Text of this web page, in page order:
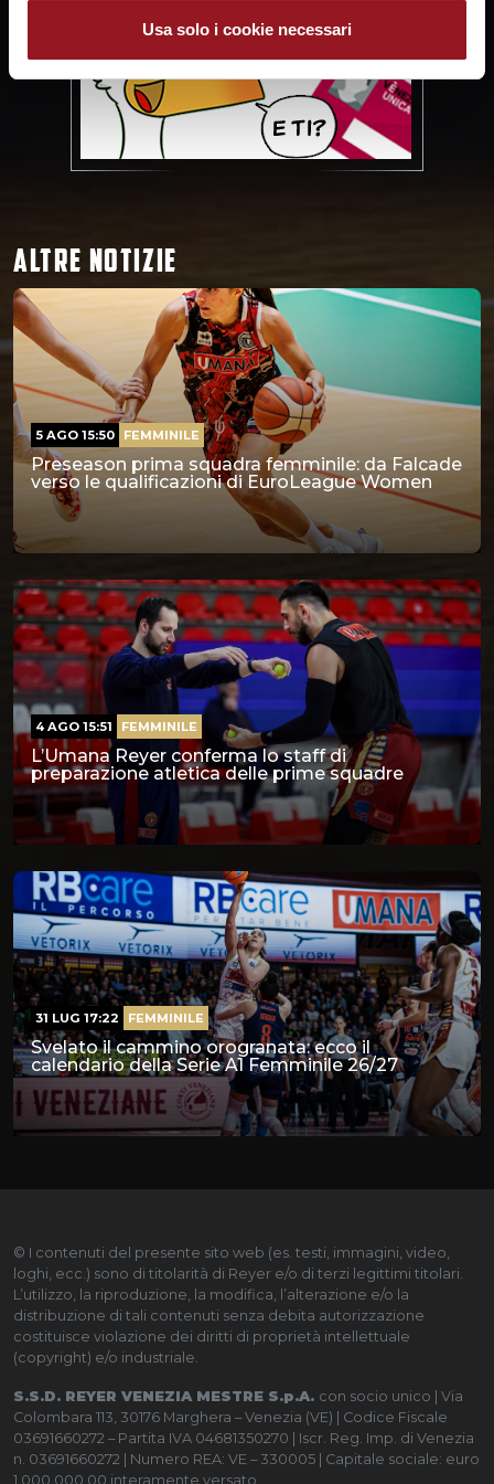
Usa solo i cookie necessari
ALTRE NOTIZIE
Preseason prima squadra femminile: da Falcade
verso le qualificazioni di EuroLeague Women
5 AGO 15:50 FEMMINILE
L’Umana Reyer conferma lo staff di
preparazione atletica delle prime squadre
4 AGO 15:51 FEMMINILE
Svelato il cammino orogranata: ecco il
calendario della Serie A1 Femminile 26/27
31 LUG 17:22 FEMMINILE
© I contenuti del presente sito web (es. testi, immagini, video,
loghi, ecc.) sono di titolarità di Reyer e/o di terzi legittimi titolari.
L’utilizzo, la riproduzione, la modifica, l’alterazione e/o la
distribuzione di tali contenuti senza debita autorizzazione
costituisce violazione dei diritti di proprietà intellettuale
(copyright) e/o industriale.
S.S.D. REYER VENEZIA MESTRE S.p.A. con socio unico | Via
Colombara 113, 30176 Marghera – Venezia (VE) | Codice Fiscale
03691660272 – Partita IVA 04681350270 | Iscr. Reg. Imp. di Venezia
n. 03691660272 | Numero REA: VE – 330005 | Capitale sociale: euro
1.000.000,00 interamente versato.